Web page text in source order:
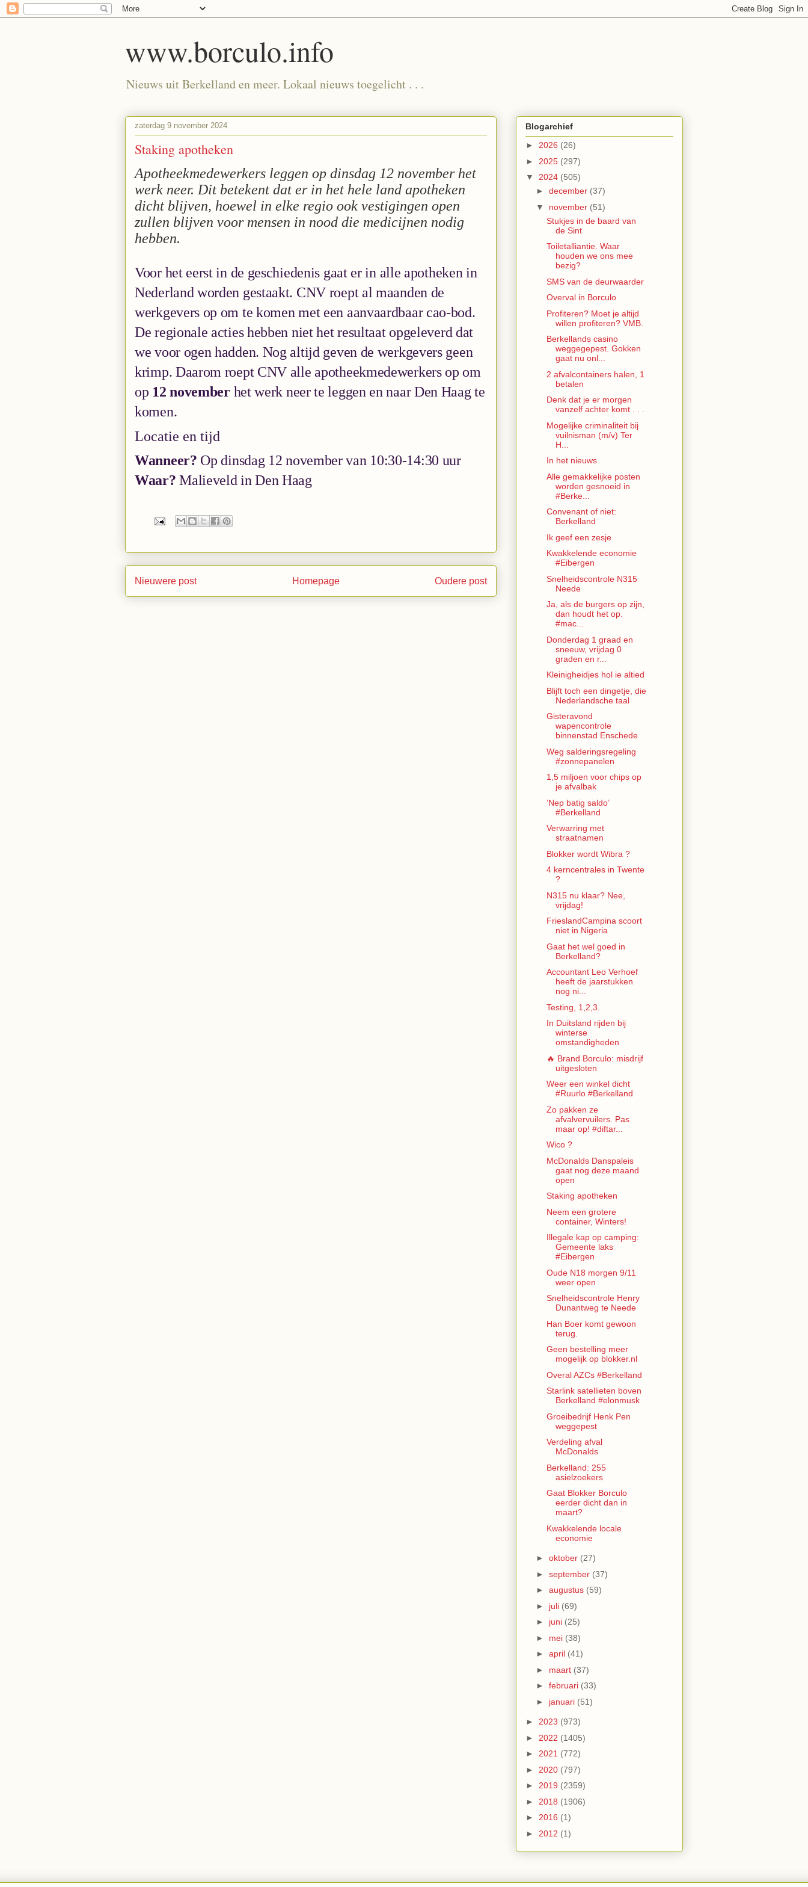
www.borculo.info
Nieuws uit Berkelland en meer. Lokaal nieuws toegelicht . . .
zaterdag 9 november 2024
Staking apotheken
Apotheekmedewerkers leggen op dinsdag 12 november het
werk neer. Dit betekent dat er in het hele land apotheken
dicht blijven, hoewel in elke regio ook vestigingen open
zullen blijven voor mensen in nood die medicijnen nodig
hebben.
Voor het eerst in de geschiedenis gaat er in alle apotheken in
Nederland worden gestaakt. CNV roept al maanden de
werkgevers op om te komen met een aanvaardbaar cao-bod.
De regionale acties hebben niet het resultaat opgeleverd dat
we voor ogen hadden. Nog altijd geven de werkgevers geen
krimp. Daarom roept CNV alle apotheekmedewerkers op om
op 12 novemberhet werk neer te leggen en naar Den Haag te
komen.
Locatie en tijd
Wanneer? Op dinsdag 12 november van 10:30-14:30 uur
Waar? Malieveld in Den Haag
Nieuwere post Oudere post
Homepage
Blogarchief
► 2026 (26)
► 2025 (297)
▼ 2024 (505)
► december (37)
▼ november (51)
Stukjes in de baard van
de Sint
Toiletalliantie. Waar
houden we ons mee
bezig?
SMS van de deurwaarder
Overval in Borculo
Profiteren? Moet je altijd
willen profiteren? VMB.
Berkellands casino
weggegepest. Gokken
gaat nu onl...
2 afvalcontainers halen, 1
betalen
Denk dat je er morgen
vanzelf achter komt . . .
Mogelijke criminaliteit bij
vuilnisman (m/v) Ter
H...
In het nieuws
Alle gemakkelijke posten
worden gesnoeid in
#Berke...
Convenant of niet:
Berkelland
Ik geef een zesje
Kwakkelende economie
#Eibergen
Snelheidscontrole N315
Neede
Ja, als de burgers op zijn,
dan houdt het op.
#mac...
Donderdag 1 graad en
sneeuw, vrijdag 0
graden en r...
Kleinigheidjes hol ie altied
Blijft toch een dingetje, die
Nederlandsche taal
Gisteravond
wapencontrole
binnenstad Enschede
Weg salderingsregeling
#zonnepanelen
1,5 miljoen voor chips op
je afvalbak
‘Nep batig saldo’
#Berkelland
Verwarring met
straatnamen
Blokker wordt Wibra ?
4 kerncentrales in Twente
?
N315 nu klaar? Nee,
vrijdag!
FrieslandCampina scoort
niet in Nigeria
Gaat het wel goed in
Berkelland?
Accountant Leo Verhoef
heeft de jaarstukken
nog ni...
Testing, 1,2,3.
In Duitsland rijden bij
winterse
omstandigheden
🔥 Brand Borculo: misdrijf
uitgesloten
Weer een winkel dicht
#Ruurlo #Berkelland
Zo pakken ze
afvalvervuilers. Pas
maar op! #diftar...
Wico ?
McDonalds Danspaleis
gaat nog deze maand
open
Staking apotheken
Neem een grotere
container, Winters!
Illegale kap op camping:
Gemeente laks
#Eibergen
Oude N18 morgen 9/11
weer open
Snelheidscontrole Henry
Dunantweg te Neede
Han Boer komt gewoon
terug.
Geen bestelling meer
mogelijk op blokker.nl
Overal AZCs #Berkelland
Starlink satellieten boven
Berkelland #elonmusk
Groeibedrijf Henk Pen
weggepest
Verdeling afval
McDonalds
Berkelland: 255
asielzoekers
Gaat Blokker Borculo
eerder dicht dan in
maart?
Kwakkelende locale
economie
► oktober (27)
► september (37)
► augustus (59)
► juli (69)
► juni (25)
► mei (38)
► april (41)
► maart (37)
► februari (33)
► januari (51)
► 2023 (973)
► 2022 (1405)
► 2021 (772)
► 2020 (797)
► 2019 (2359)
► 2018 (1906)
► 2016 (1)
► 2012 (1)